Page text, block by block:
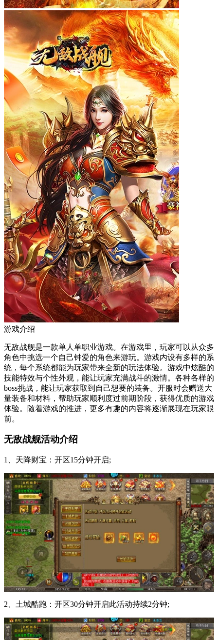
游戏介绍
无敌战舰是一款单人单职业游戏。在游戏里，玩家可以从众多
角色中挑选一个自己钟爱的角色来游玩。游戏内设有多样的系
统，每个系统都能为玩家带来全新的玩法体验。游戏中炫酷的
技能特效与个性外观，能让玩家充满战斗的激情。各种各样的
boss挑战，能让玩家获取到自己想要的装备。开服时会赠送大
量装备和材料，帮助玩家顺利度过前期阶段，获得优质的游戏
体验。随着游戏的推进，更多有趣的内容将逐渐展现在玩家眼
前。
无敌战舰活动介绍
1、天降财宝：开区15分钟开启;
2、土城酷跑：开区30分钟开启此活动持续2分钟;